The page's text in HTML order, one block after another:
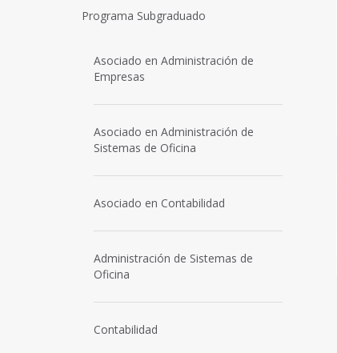
Programa Subgraduado
Asociado en Administración de
Empresas
Asociado en Administración de
Sistemas de Oficina
Asociado en Contabilidad
Administración de Sistemas de
Oficina
Contabilidad